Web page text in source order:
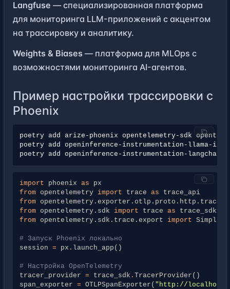
Langfuse — специализированная платформа
для мониторинга LLM-приложений с акцентом
на трассировку и аналитику.
Weights & Biases— платформа для MLOps с
возможностями мониторинга AI-агентов.
Пример настройки трассировки с
Phoenix
poetry add arize-phoenix opentelemetry-sdk
poetry add
openinference-instrumentation-llama-
poetry add openinference-instrumentation-langchain
import phoenix as
px
from opentelemetry import trace as
trace_api
from
from opentelemetry.sdk import trace as
trace_sdk
from opentelemetry.sdk.trace.export import
# Запуск Phoenix локально
session = px . launch_app ()
# Настройка OpenTelemetry
tracer_provider = trace_sdk . TracerProvider ()
span_exporter = OTLPSpanExporter ( "http://